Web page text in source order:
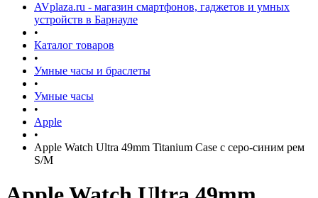
AVplaza.ru - магазин смартфонов, гаджетов и умных
устройств в Барнауле
•
Каталог товаров
•
Умные часы и браслеты
•
Умные часы
•
Apple
•
Apple Watch Ultra 49mm Titanium Case с серо-синим рем
S/M